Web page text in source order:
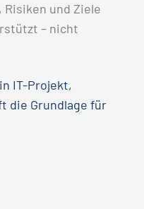
und Ziele
– nicht
IT-Projekt,
die Grundlage für